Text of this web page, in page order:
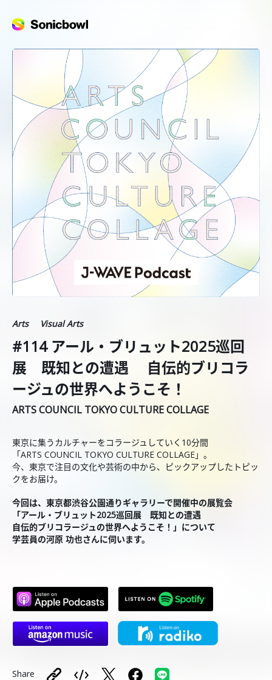
Arts Visual Arts
#114 アール・ブリュット2025巡回
展 既知との遭遇 自伝的ブリコラ
ージュの世界へようこそ！
ARTS COUNCIL TOKYO CULTURE COLLAGE
東京に集うカルチャーをコラージュしていく10分間
「ARTS COUNCIL TOKYO CULTURE COLLAGE」。
今、東京で注目の文化や芸術の中から、ピックアップしたトピッ
クをお届け。
今回は、東京都渋谷公園通りギャラリーで開催中の展覧会
「アール・ブリュット2025巡回展 既知との遭遇
自伝的ブリコラージュの世界へようこそ！」について
学芸員の河原 功也さんに伺います。
Share